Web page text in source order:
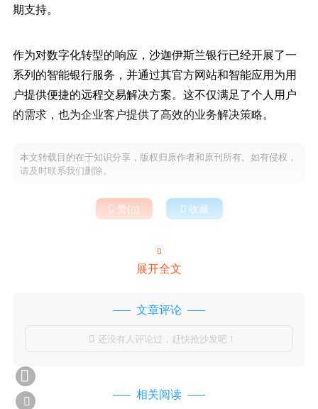
期支持。
作为对数字化转型的响应，沙迦伊斯兰银行已经开展了一
系列的智能银行服务，并通过其官方网站和智能应用为用
户提供便捷的远程交易解决方案。这不仅满足了个人用户
的需求，也为企业客户提供了高效的业务解决策略。
本文转载目的在于知识分享，版权归原作者和原刊所有。如有侵权，
请及时联系我们删除。
 赞()  收藏

展开全文
文章评论
 还没有人评论过，赶快抢沙发吧！
相关阅读

